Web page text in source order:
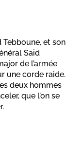
et son
Said
de l’armée
une corde raide.
deux hommes
que l’on se